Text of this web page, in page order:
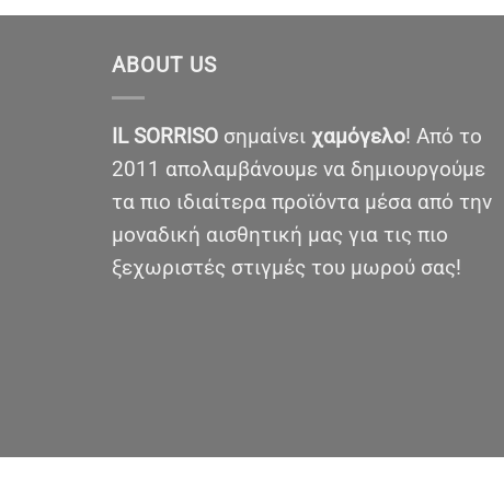
ABOUT US
IL SORRISO σημαίνει χαμόγελο! Από το
2011 απολαμβάνουμε να δημιουργούμε
τα πιο ιδιαίτερα προϊόντα μέσα από την
μοναδική αισθητική μας για τις πιο
ξεχωριστές στιγμές του μωρού σας!